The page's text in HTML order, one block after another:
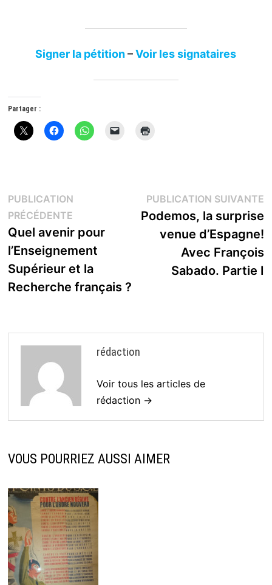
Signer la pétition–Voir les signataires
Partager :
Navigation
de
l’article
PUBLICATION
PRÉCÉDENTEPublication
précédente :
Quel avenir pour
l’Enseignement
Supérieur et la
Recherche français ?
PUBLICATION SUIVANTE
Podemos, la surprise
venue d’Espagne!
Avec François
Sabado. Partie I
rédaction
Voir tous les articles de
rédaction →
VOUS POURRIEZ AUSSI AIMER